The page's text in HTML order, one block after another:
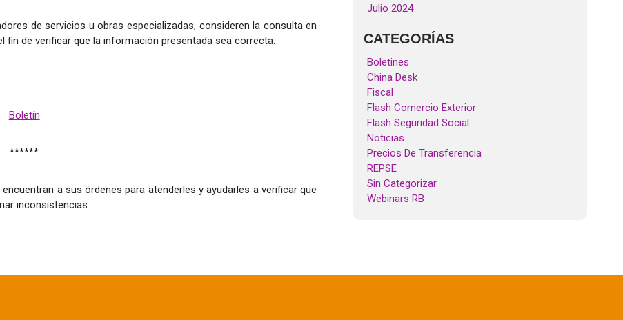
de servicios u obras especializadas, consideren la consulta en
fin de verificar que la información presentada sea correcta.
Boletín
******
a sus órdenes para atenderles y ayudarles a verificar que
inconsistencias.
Julio 2024
CATEGORÍAS
Boletines
China Desk
Fiscal
Flash Comercio Exterior
Flash Seguridad Social
Noticias
Precios De Transferencia
REPSE
Sin Categorizar
Webinars RB